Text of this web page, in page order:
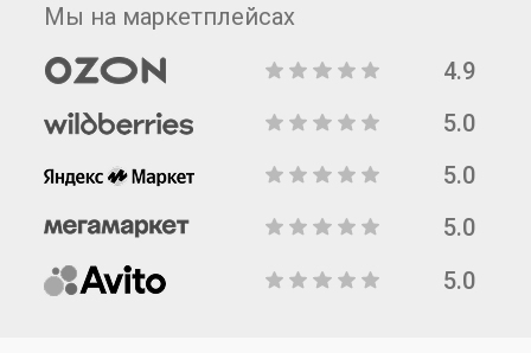
Мы на маркетплейсах
4.9
5.0
5.0
5.0
5.0